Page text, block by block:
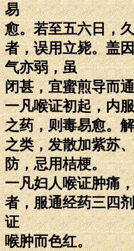
易
愈。若至五六日，
者，误用立毙。盖
气亦弱，虽
闭甚，宜蜜煎导而
一凡喉证初起，内
之药，则毒易愈。
之类，发散加紫苏
防，忌用桔梗。
一凡妇人喉证肿痛
者，服通经药三四
证
喉肿而色红。